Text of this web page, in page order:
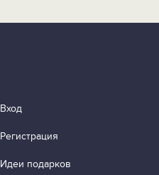
Вход
Регистрация
Идеи подарков